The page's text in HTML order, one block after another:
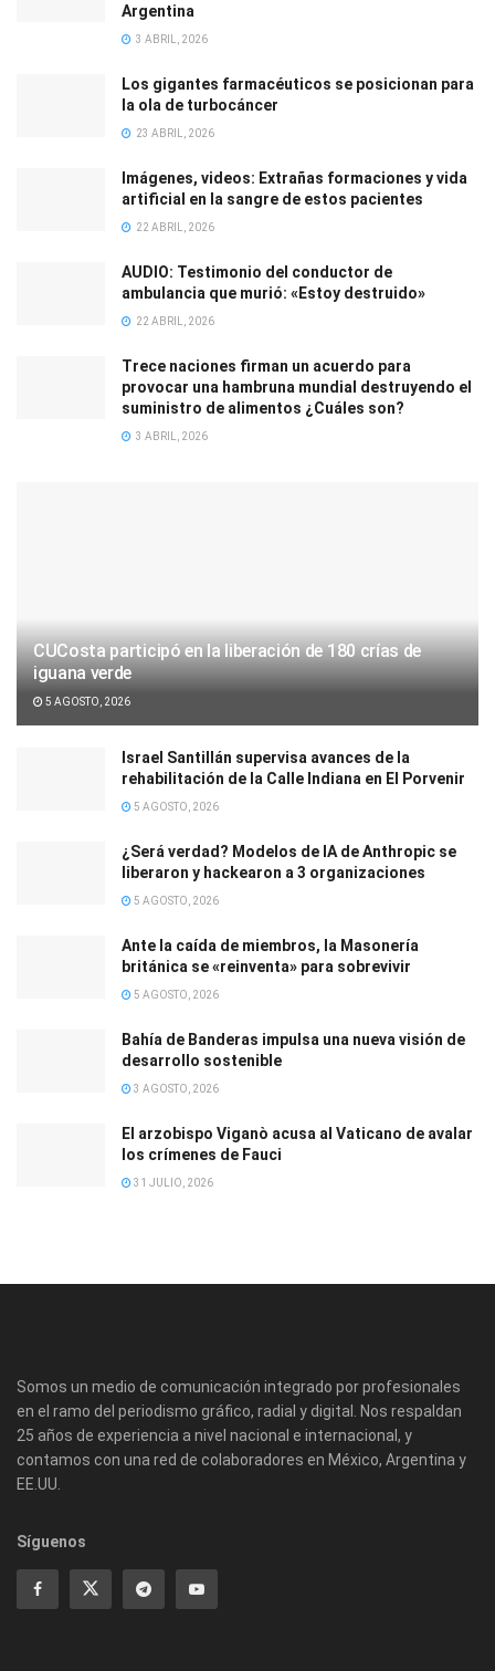
Argentina
3 ABRIL, 2026
Los gigantes farmacéuticos se posicionan para
la ola de turbocáncer
23 ABRIL, 2026
Imágenes, videos: Extrañas formaciones y vida
artificial en la sangre de estos pacientes
22 ABRIL, 2026
AUDIO: Testimonio del conductor de
ambulancia que murió: «Estoy destruido»
22 ABRIL, 2026
Trece naciones firman un acuerdo para
provocar una hambruna mundial destruyendo el
suministro de alimentos ¿Cuáles son?
3 ABRIL, 2026
CUCosta participó en la liberación de 180 crías de
iguana verde
5 AGOSTO, 2026
Israel Santillán supervisa avances de la
rehabilitación de la Calle Indiana en El Porvenir
5 AGOSTO, 2026
¿Será verdad? Modelos de IA de Anthropic se
liberaron y hackearon a 3 organizaciones
5 AGOSTO, 2026
Ante la caída de miembros, la Masonería
británica se «reinventa» para sobrevivir
5 AGOSTO, 2026
Bahía de Banderas impulsa una nueva visión de
desarrollo sostenible
3 AGOSTO, 2026
El arzobispo Viganò acusa al Vaticano de avalar
los crímenes de Fauci
31 JULIO, 2026
Somos un medio de comunicación integrado por profesionales
en el ramo del periodismo gráfico, radial y digital. Nos respaldan
25 años de experiencia a nivel nacional e internacional, y
contamos con una red de colaboradores en México, Argentina y
EE.UU.
Síguenos